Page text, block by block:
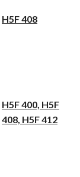
H5F 408
H5F 400, H5F
408, H5F 412